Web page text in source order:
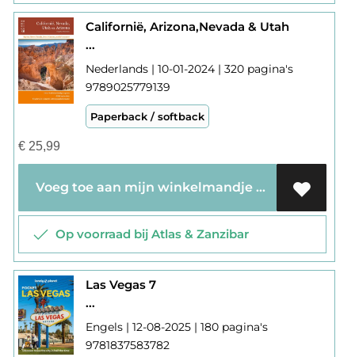
Californië, Arizona,Nevada & Utah
...
Nederlands | 10-01-2024 | 320 pagina's
9789025779139
Paperback / softback
€25,99
Voeg toe aan mijn winkelmandje
Op voorraad bij Atlas & Zanzibar
Las Vegas 7
...
Engels | 12-08-2025 | 180 pagina's
9781837583782